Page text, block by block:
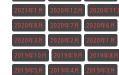
2021年1月 2020年12月 2020年11
2020年8月 2020年7月 2020年6月
2020年3月 2020年2月 2020年1月
2019年10月 2019年9月 2019年8月
2019年5月 2019年4月 2019年3月